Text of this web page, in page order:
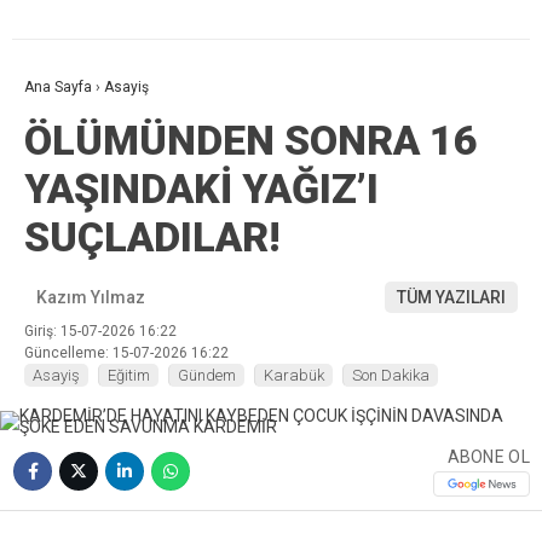
Ana Sayfa › Asayiş
ÖLÜMÜNDEN SONRA 16
YAŞINDAKİ YAĞIZ’I
SUÇLADILAR!
Kazım Yılmaz TÜM YAZILARI
Giriş: 15-07-2026 16:22
Güncelleme: 15-07-2026 16:22
Asayiş Eğitim Gündem Karabük Son Dakika
ABONE OL